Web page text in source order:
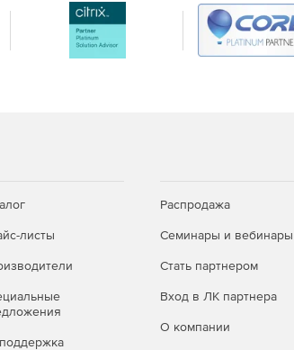
листы
Распродажа
Семинары и вебинары
Стать партнером
Вход в ЛК партнера
О компании